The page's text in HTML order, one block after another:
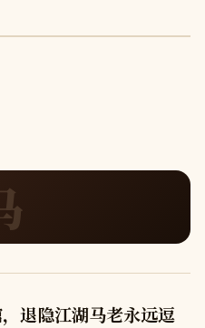
退隐江湖马老永远逗